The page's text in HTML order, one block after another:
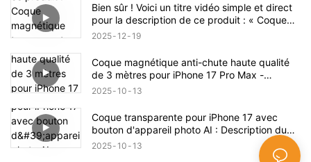
Bien sûr ! Voici un titre vidéo simple et direct
pour la description de ce produit : « Coque
magnétique transparente antichoc pour
»
2025 12 19
Coque magnétique anti-chute haute qualité
de 3 mètres pour iPhone 17 Pro Max -
Description du produit
2025 10 13
Coque transparente pour iPhone 17 avec
bouton d'appareil photo AI : Description du
produit
2025 10 13